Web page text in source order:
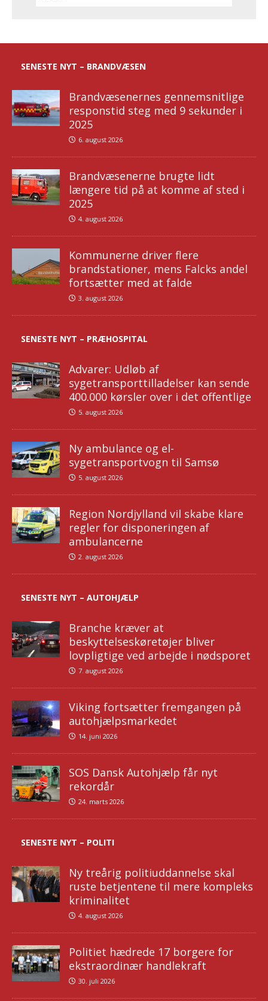
SENESTE NYT – BRANDVÆSEN
Brandvæsenernes gennemsnitlige
responstid steg med 9 sekunder i
2025
6. august 2026
Brandvæsenerne brugte lidt
længere tid på at komme af sted i
2025
4. august 2026
Kommunerne driver flere
brandstationer, mens Falcks andel
fortsætter med at falde
3. august 2026
SENESTE NYT – PRÆHOSPITAL
Advarer: Udløb af
sygetransporttilladelser kan sende
400.000 kørsler over i det offentlige
5. august 2026
Ny ambulance og el-
sygetransportvogn til Samsø
5. august 2026
Region Nordjylland vil skabe klare
regler for disponeringen af
ambulancerne
2. august 2026
SENESTE NYT – AUTOHJÆLP
Branche kræver at
beskyttelseskøretøjer bliver
lovpligtige ved arbejde i nødsporet
7. august 2026
Viking fortsætter fremgangen på
autohjælpsmarkedet
14. juni 2026
SOS Dansk Autohjælp får nyt
rekordår
24. marts 2026
SENESTE NYT – POLITI
Ny treårig politiuddannelse skal
ruste betjentene til mere kompleks
kriminalitet
4. august 2026
Politiet hædrede 17 borgere for
ekstraordinær handlekraft
30. juli 2026